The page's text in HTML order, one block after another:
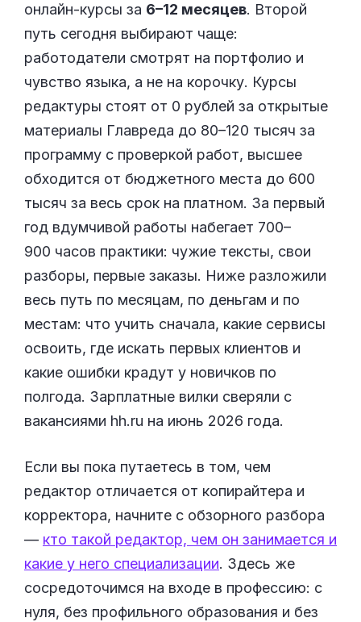
онлайн-курсы за 6–12 месяцев. Второй
путь сегодня выбирают чаще:
работодатели смотрят на портфолио и
чувство языка, а не на корочку. Курсы
редактуры стоят от 0 рублей за открытые
материалы Главреда до 80–120 тысяч за
программу с проверкой работ, высшее
обходится от бюджетного места до 600
тысяч за весь срок на платном. За первый
год вдумчивой работы набегает 700–
900 часов практики: чужие тексты, свои
разборы, первые заказы. Ниже разложили
весь путь по месяцам, по деньгам и по
местам: что учить сначала, какие сервисы
освоить, где искать первых клиентов и
какие ошибки крадут у новичков по
полгода. Зарплатные вилки сверяли с
вакансиями hh.ru на июнь 2026 года.
Если вы пока путаетесь в том, чем
редактор отличается от копирайтера и
корректора, начните с обзорного разбора
— кто такой редактор, чем он занимается и
какие у него специализации. Здесь же
сосредоточимся на входе в профессию: с
нуля, без профильного образования и без